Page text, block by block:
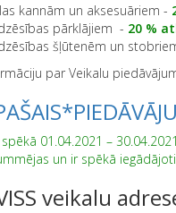
kannām un aksesuāriem -
pārklājiem - 20 %
šļūtenēm un
par Veikalu
01.04.2021 – 30.04.2021.
un ir spēkā
veikalu